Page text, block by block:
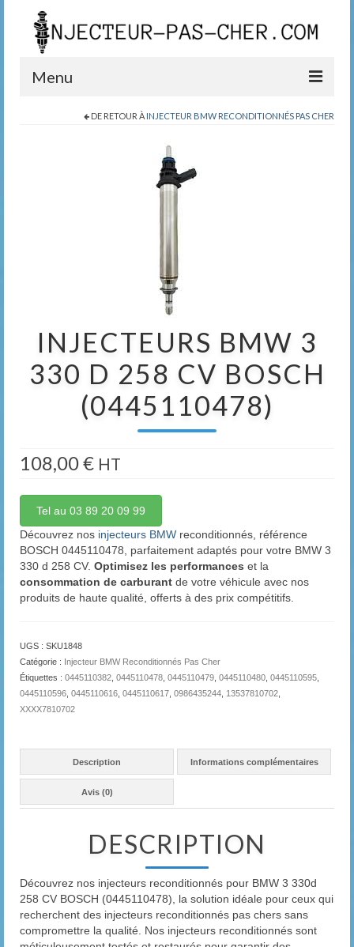
Menu
DE RETOUR À INJECTEUR BMW RECONDITIONNÉS PAS CHER
INJECTEURS BMW 3
330 D 258 CV BOSCH
(0445110478)
108,00€ HT
Tel au 03 89 20 09 99
Découvrez nos injecteurs BMW reconditionnés, référence
BOSCH 0445110478, parfaitement adaptés pour votre BMW 3
330 d 258 CV. Optimisez les performances et la
consommation de carburant de votre véhicule avec nos
produits de haute qualité, offerts à des prix compétitifs.
UGS : SKU1848
Catégorie : Injecteur BMW Reconditionnés Pas Cher
Étiquettes : 0445110382 0445110478 0445110479 0445110480 0445110595
0445110596 0445110616 0445110617 0986435244 13537810702
XXXX7810702
Description Informations complémentaires
Avis (0)
DESCRIPTION
Découvrez nos injecteurs reconditionnés pour BMW 3 330d
258 CV BOSCH (0445110478), la solution idéale pour ceux qui
recherchent des injecteurs reconditionnés pas chers sans
compromettre la qualité. Nos injecteurs reconditionnés sont